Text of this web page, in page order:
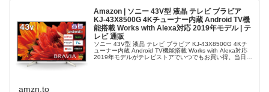
Amazon | ソニー 43V型 液晶 テレビ ブラビア
KJ-43X8500G 4Kチューナー内蔵 Android TV機
能搭載 Works with Alexa対応 2019年モデル | テ
レビ 通販
ソニー 43V型 液晶 テレビ ブラビア KJ-43X8500G 4Kチ
ューナー内蔵 Android TV機能搭載 Works with Alexa対応
2019年モデルがテレビストアでいつでもお買い得。当日お
amzn.to